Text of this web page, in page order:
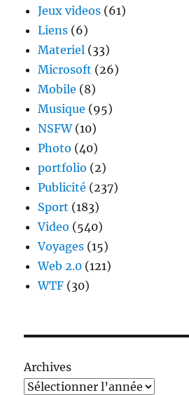
Jeux videos (61)
Liens (6)
Materiel (33)
Microsoft (26)
Mobile (8)
Musique (95)
NSFW(10)
Photo (40)
portfolio (2)
Publicité (237)
Sport (183)
Video (540)
Voyages (15)
Web 2.0 (121)
WTF (30)
Archives